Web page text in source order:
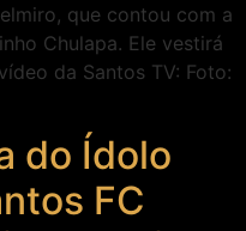
que contou com a
Chulapa. Ele vestirá
da Santos TV: Foto:
do Ídolo
FC